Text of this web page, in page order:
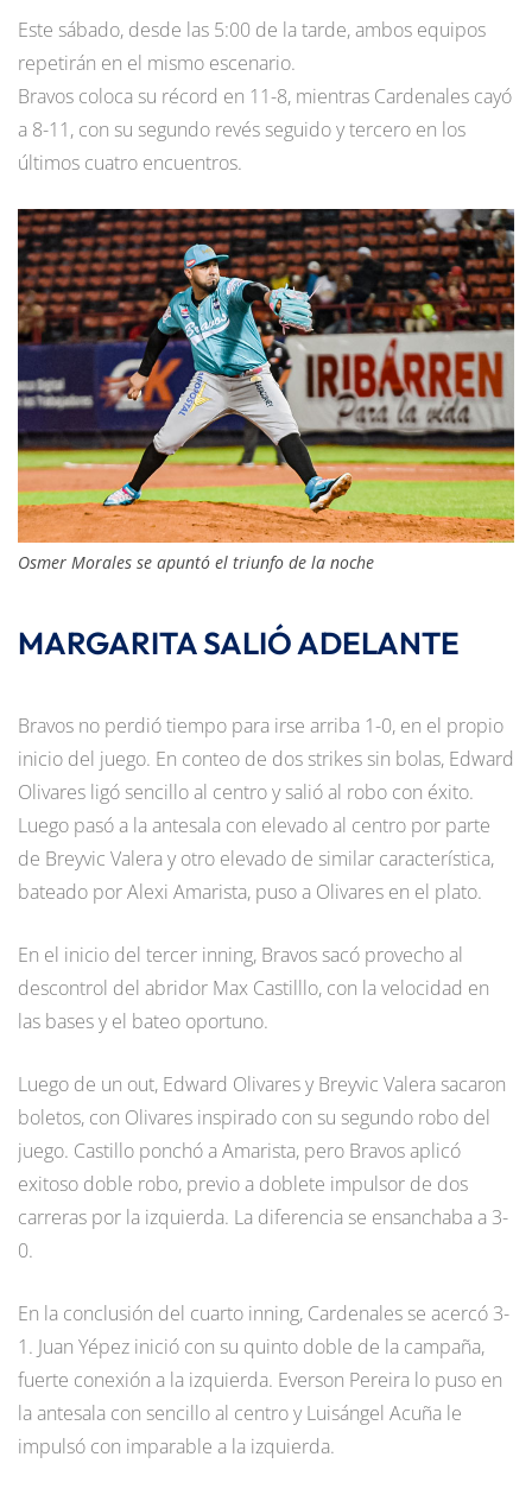
Este sábado, desde las 5:00 de la tarde, ambos equipos
repetirán en el mismo escenario.
Bravos coloca su récord en 11-8, mientras Cardenales cayó
a 8-11, con su segundo revés seguido y tercero en los
últimos cuatro encuentros.
Osmer Morales se apuntó el triunfo de la noche
MARGARITA SALIÓ ADELANTE
Bravos no perdió tiempo para irse arriba 1-0, en el propio
inicio del juego. En conteo de dos strikes sin bolas, Edward
Olivares ligó sencillo al centro y salió al robo con éxito.
Luego pasó a la antesala con elevado al centro por parte
de Breyvic Valera y otro elevado de similar característica,
bateado por Alexi Amarista, puso a Olivares en el plato.
En el inicio del tercer inning, Bravos sacó provecho al
descontrol del abridor Max Castilllo, con la velocidad en
las bases y el bateo oportuno.
Luego de un out, Edward Olivares y Breyvic Valera sacaron
boletos, con Olivares inspirado con su segundo robo del
juego. Castillo ponchó a Amarista, pero Bravos aplicó
exitoso doble robo, previo a doblete impulsor de dos
carreras por la izquierda. La diferencia se ensanchaba a 3-
0.
En la conclusión del cuarto inning, Cardenales se acercó 3-
1. Juan Yépez inició con su quinto doble de la campaña,
fuerte conexión a la izquierda. Everson Pereira lo puso en
la antesala con sencillo al centro y Luisángel Acuña le
impulsó con imparable a la izquierda.